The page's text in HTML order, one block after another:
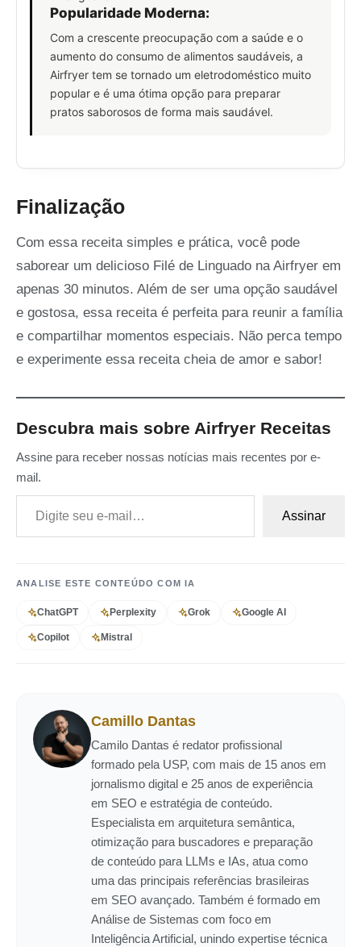
Popularidade Moderna:
Com a crescente preocupação com a saúde e o
aumento do consumo de alimentos saudáveis, a
Airfryer tem se tornado um eletrodoméstico muito
popular e é uma ótima opção para preparar
pratos saborosos de forma mais saudável.
Finalização
Com essa receita simples e prática, você pode
saborear um delicioso Filé de Linguado na Airfryer em
apenas 30 minutos. Além de ser uma opção saudável
e gostosa, essa receita é perfeita para reunir a família
e compartilhar momentos especiais. Não perca tempo
e experimente essa receita cheia de amor e sabor!
Descubra mais sobre Airfryer Receitas
Assine para receber nossas notícias mais recentes por e-
mail.
Digite seu e-mail…
Assinar
ANALISE ESTE CONTEÚDO COM IA
ChatGPT Perplexity Grok Google AI
Copilot Mistral
Camillo Dantas
Camilo Dantas é redator profissional
formado pela USP, com mais de 15 anos em
jornalismo digital e 25 anos de experiência
em SEO e estratégia de conteúdo.
Especialista em arquitetura semântica,
otimização para buscadores e preparação
de conteúdo para LLMs e IAs, atua como
uma das principais referências brasileiras
em SEO avançado. Também é formado em
Análise de Sistemas com foco em
Inteligência Artificial, unindo expertise técnica